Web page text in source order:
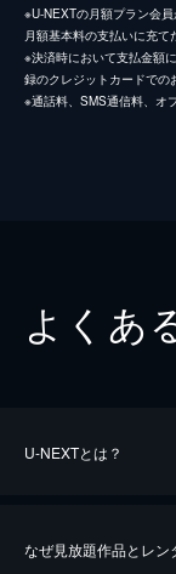
※U-NEXTの月額プラン会
月額基本料の支払いに充て
※決済時において支払金額
録のクレジットカードでの
※通話料、SMS通信料、オ
よくあ
U-NEXTとは？
なぜ見放題作品とレン